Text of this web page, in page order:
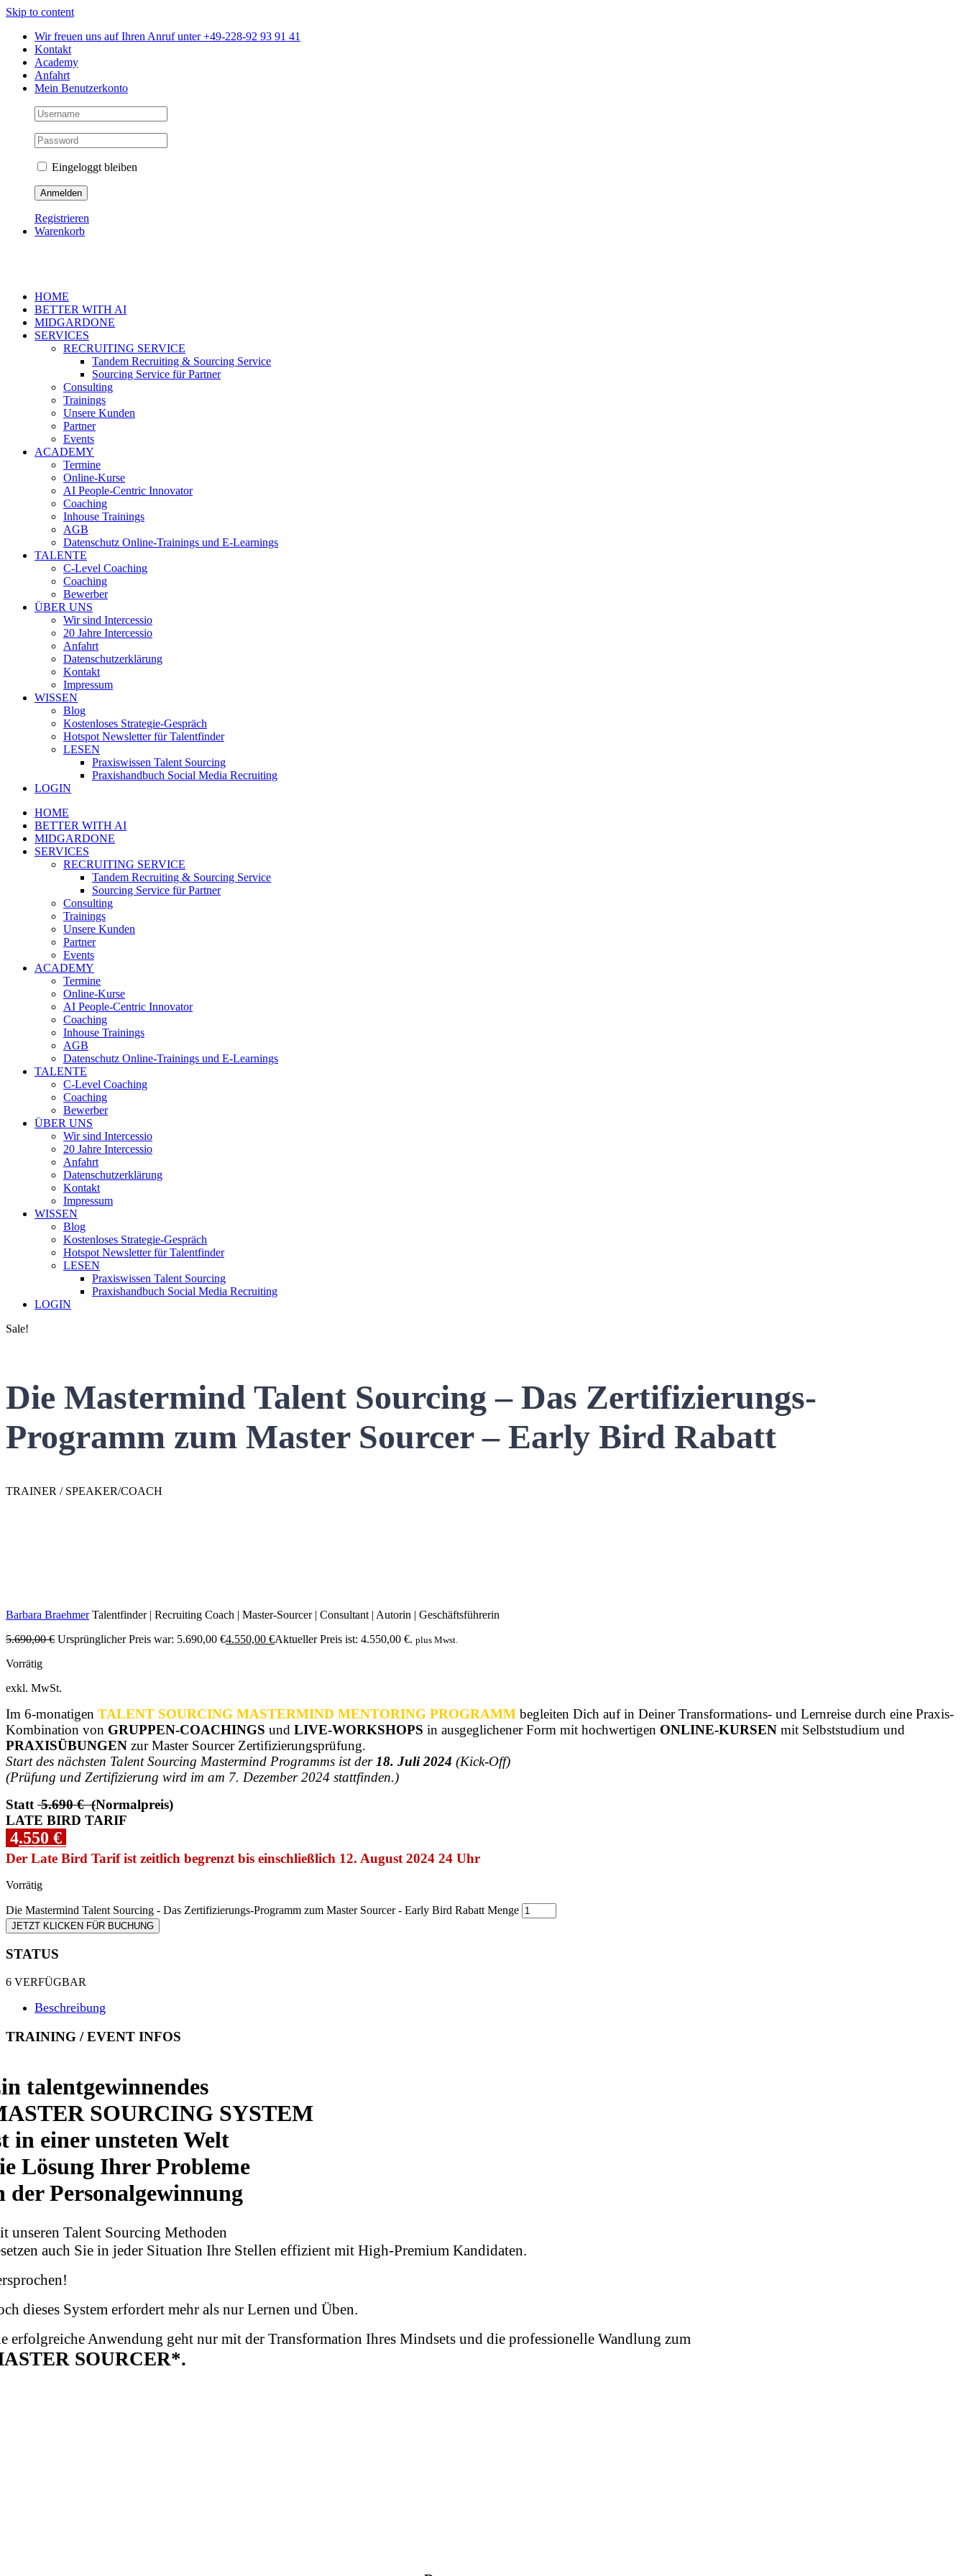
Skip to content
Wir freuen uns auf Ihren Anruf unter +49-228-92 93 91 41
Kontakt
Academy
Anfahrt
Mein Benutzerkonto
Eingeloggt bleiben
Registrieren
Warenkorb
HOME
BETTER WITH AI
MIDGARDONE
SERVICES
RECRUITING SERVICE
Tandem Recruiting & Sourcing Service
Sourcing Service für Partner
Consulting
Trainings
Unsere Kunden
Partner
Events
ACADEMY
Termine
Online-Kurse
AI People-Centric Innovator
Coaching
Inhouse Trainings
AGB
Datenschutz Online-Trainings und E-Learnings
TALENTE
C-Level Coaching
Coaching
Bewerber
ÜBER UNS
Wir sind Intercessio
20 Jahre Intercessio
Anfahrt
Datenschutzerklärung
Kontakt
Impressum
WISSEN
Blog
Kostenloses Strategie-Gespräch
Hotspot Newsletter für Talentfinder
LESEN
Praxiswissen Talent Sourcing
Praxishandbuch Social Media Recruiting
LOGIN
HOME
BETTER WITH AI
MIDGARDONE
SERVICES
RECRUITING SERVICE
Tandem Recruiting & Sourcing Service
Sourcing Service für Partner
Consulting
Trainings
Unsere Kunden
Partner
Events
ACADEMY
Termine
Online-Kurse
AI People-Centric Innovator
Coaching
Inhouse Trainings
AGB
Datenschutz Online-Trainings und E-Learnings
TALENTE
C-Level Coaching
Coaching
Bewerber
ÜBER UNS
Wir sind Intercessio
20 Jahre Intercessio
Anfahrt
Datenschutzerklärung
Kontakt
Impressum
WISSEN
Blog
Kostenloses Strategie-Gespräch
Hotspot Newsletter für Talentfinder
LESEN
Praxiswissen Talent Sourcing
Praxishandbuch Social Media Recruiting
LOGIN
Sale!
Die Mastermind Talent Sourcing – Das Zertifizierungs-
Programm zum Master Sourcer – Early Bird Rabatt
TRAINER / SPEAKER/COACH
Barbara Braehmer Talentfinder | Recruiting Coach | Master-Sourcer | Consultant | Autorin | Geschäftsführerin
5.690,00€ Ursprünglicher Preis war: 5.690,00 €4.550,00 €Aktueller Preis ist: 4.550,00 €. plus Mwst.
Vorrätig
exkl. MwSt.
Im 6-monatigen TALENT SOURCING MASTERMIND MENTORING PROGRAMM begleiten Dich auf in Deiner Transformations- und Lernreise durch eine Praxis-
Kombination von GRUPPEN-COACHINGS und LIVE-WORKSHOPS in ausgeglichener Form mit hochwertigen ONLINE-KURSEN mit Selbststudium und
PRAXISÜBUNGEN zur Master Sourcer Zertifizierungsprüfung.
Start des nächsten Talent Sourcing Mastermind Programms ist der 18. Juli 2024 (Kick-Off)
(Prüfung und Zertifizierung wird im am 7. Dezember 2024 stattfinden.)
Statt 5.690 € (Normalpreis)
LATE BIRD TARIF
4.550 €
Der Late Bird Tarif ist zeitlich begrenzt bis einschließlich 12. August 2024 24 Uhr
Vorrätig
Die Mastermind Talent Sourcing - Das Zertifizierungs-Programm zum Master Sourcer - Early Bird Rabatt Menge
JETZT KLICKEN FÜR BUCHUNG
STATUS
6 VERFÜGBAR
Beschreibung
TRAINING / EVENT INFOS
talentgewinnendes
SOURCING SYSTEM
in einer unsteten Welt
Lösung Ihrer Probleme
der Personalgewinnung
unseren Talent Sourcing Methoden
auch Sie in jeder Situation Ihre Stellen effizient mit High-Premium Kandidaten.
dieses System erfordert mehr als nur Lernen und Üben.
erfolgreiche Anwendung geht nur mit der Transformation Ihres Mindsets und die professionelle Wandlung zum
SOURCER*.